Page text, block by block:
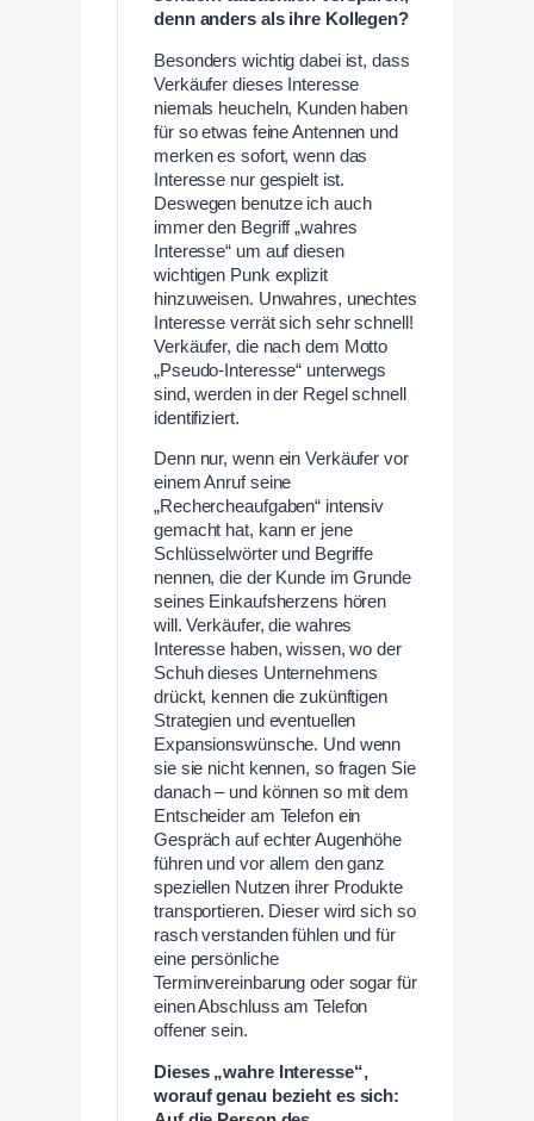
denn anders als ihre Kollegen?
Besonders wichtig dabei ist, dass
Verkäufer dieses Interesse
niemals heucheln, Kunden haben
für so etwas feine Antennen und
merken es sofort, wenn das
Interesse nur gespielt ist.
Deswegen benutze ich auch
immer den Begriff „wahres
Interesse“ um auf diesen
wichtigen Punk explizit
hinzuweisen. Unwahres, unechtes
Interesse verrät sich sehr schnell!
Verkäufer, die nach dem Motto
„Pseudo-Interesse“ unterwegs
sind, werden in der Regel schnell
identifiziert.
Denn nur, wenn ein Verkäufer vor
einem Anruf seine
„Rechercheaufgaben“ intensiv
gemacht hat, kann er jene
Schlüsselwörter und Begriffe
nennen, die der Kunde im Grunde
seines Einkaufsherzens hören
will. Verkäufer, die wahres
Interesse haben, wissen, wo der
Schuh dieses Unternehmens
drückt, kennen die zukünftigen
Strategien und eventuellen
Expansionswünsche. Und wenn
sie sie nicht kennen, so fragen Sie
danach – und können so mit dem
Entscheider am Telefon ein
Gespräch auf echter Augenhöhe
führen und vor allem den ganz
speziellen Nutzen ihrer Produkte
transportieren. Dieser wird sich so
rasch verstanden fühlen und für
eine persönliche
Terminvereinbarung oder sogar für
einen Abschluss am Telefon
offener sein.
Dieses „wahre Interesse“,
worauf genau bezieht es sich: